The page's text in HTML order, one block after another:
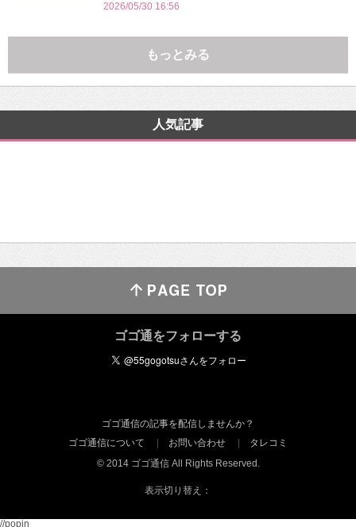
2026/05/30 16:56
もっとみる
人気記事
ゴゴ通をフォローする
ゴゴ通信の記事を配信しませんか？
ゴゴ通信について
お問い合わせ
タレコミ
© 2014 ゴゴ通信 All Rights Reserved.
表示切り替え：
//popin